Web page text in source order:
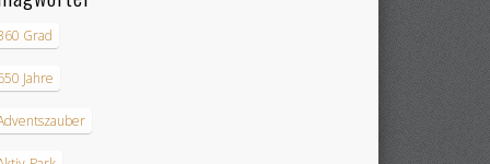
Grad
Jahre